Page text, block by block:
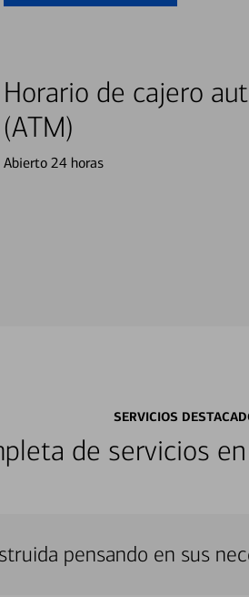
Horario de cajero
(ATM)
Abierto 24 horas
SERVICIOS
de servicios
pensando en sus